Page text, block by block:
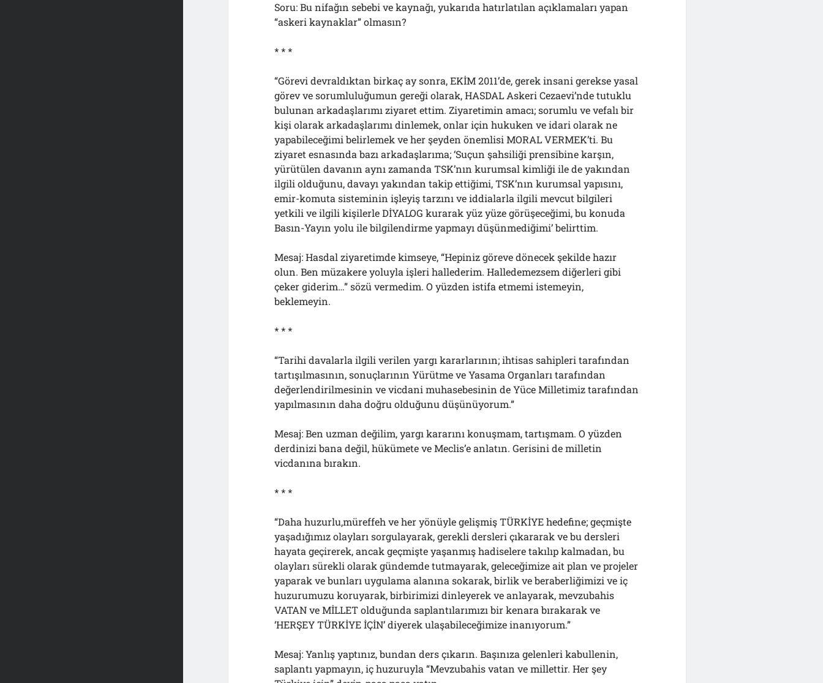
Soru: Bu nifağın sebebi ve kaynağı, yukarıda hatırlatılan açıklamaları yapan
“askeri kaynaklar” olmasın?
* * *
“Görevi devraldıktan birkaç ay sonra, EKİM 2011’de, gerek insani gerekse yasal
görev ve sorumluluğumun gereği olarak, HASDAL Askeri Cezaevi’nde tutuklu
bulunan arkadaşlarımı ziyaret ettim. Ziyaretimin amacı; sorumlu ve vefalı bir
kişi olarak arkadaşlarımı dinlemek, onlar için hukuken ve idari olarak ne
yapabileceğimi belirlemek ve her şeyden önemlisi MORAL VERMEK’ti. Bu
ziyaret esnasında bazı arkadaşlarıma; ‘Suçun şahsiliği prensibine karşın,
yürütülen davanın aynı zamanda TSK’nın kurumsal kimliği ile de yakından
ilgili olduğunu, davayı yakından takip ettiğimi, TSK’nın kurumsal yapısını,
emir-komuta sisteminin işleyiş tarzını ve iddialarla ilgili mevcut bilgileri
yetkili ve ilgili kişilerle DİYALOG kurarak yüz yüze görüşeceğimi, bu konuda
Basın-Yayın yolu ile bilgilendirme yapmayı düşünmediğimi’ belirttim.
Mesaj: Hasdal ziyaretimde kimseye, “Hepiniz göreve dönecek şekilde hazır
olun. Ben müzakere yoluyla işleri hallederim. Halledemezsem diğerleri gibi
çeker giderim…” sözü vermedim. O yüzden istifa etmemi istemeyin,
beklemeyin.
* * *
“Tarihi davalarla ilgili verilen yargı kararlarının; ihtisas sahipleri tarafından
tartışılmasının, sonuçlarının Yürütme ve Yasama Organları tarafından
değerlendirilmesinin ve vicdani muhasebesinin de Yüce Milletimiz tarafından
yapılmasının daha doğru olduğunu düşünüyorum.”
Mesaj: Ben uzman değilim, yargı kararını konuşmam, tartışmam. O yüzden
derdinizi bana değil, hükümete ve Meclis’e anlatın. Gerisini de milletin
vicdanına bırakın.
* * *
“Daha huzurlu,müreffeh ve her yönüyle gelişmiş TÜRKİYE hedefine; geçmişte
yaşadığımız olayları sorgulayarak, gerekli dersleri çıkararak ve bu dersleri
hayata geçirerek, ancak geçmişte yaşanmış hadiselere takılıp kalmadan, bu
olayları sürekli olarak gündemde tutmayarak, geleceğimize ait plan ve projeler
yaparak ve bunları uygulama alanına sokarak, birlik ve beraberliğimizi ve iç
huzurumuzu koruyarak, birbirimizi dinleyerek ve anlayarak, mevzubahis
VATAN ve MİLLET olduğunda saplantılarımızı bir kenara bırakarak ve
‘HERŞEY TÜRKİYE İÇİN’ diyerek ulaşabileceğimize inanıyorum.”
Mesaj: Yanlış yaptınız, bundan ders çıkarın. Başınıza gelenleri kabullenin,
saplantı yapmayın, iç huzuruyla “Mevzubahis vatan ve millettir. Her şey